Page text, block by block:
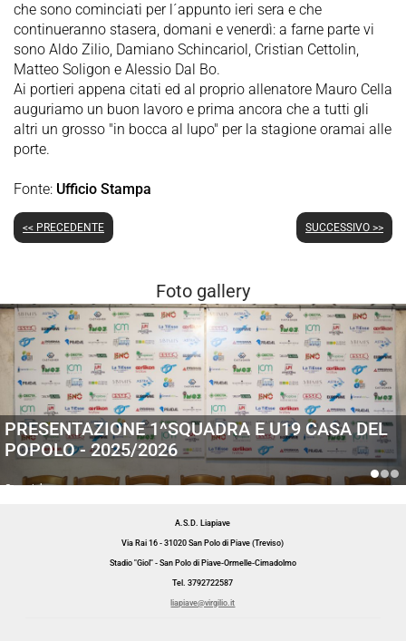
che sono cominciati per l´appunto ieri sera e che
continueranno stasera, domani e venerdì: a farne parte vi
sono Aldo Zilio, Damiano Schincariol, Cristian Cettolin,
Matteo Soligon e Alessio Dal Bo.
Ai portieri appena citati ed al proprio allenatore Mauro Cella
auguriamo un buon lavoro e prima ancora che a tutti gli
altri un grosso "in bocca al lupo" per la stagione oramai alle
porte.
Fonte: Ufficio Stampa
<< PRECEDENTE SUCCESSIVO >>
Foto gallery
PRESENTAZIONE 1^SQUADRA E U19 CASA DEL
POPOLO - 2025/2026
Generiche
A.S.D. Liapiave
Via Rai 16 - 31020 San Polo di Piave (Treviso)
Stadio "Giol" - San Polo di Piave-Ormelle-Cimadolmo
Tel. 3792722587
liapiave@virgilio.it